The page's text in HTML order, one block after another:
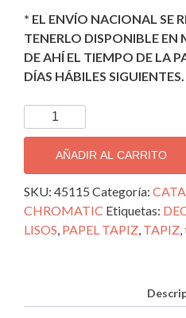
* EL ENVÍO NACIONAL SE
TENERLO DISPONIBLE EN
DE AHÍ EL TIEMPO DE LA
DÍAS HÁBILES SIGUIENTES.
TAPIZ
DECORATIVO
IMPORTADO
CHROMATIC;
45115
cantidad
AÑADIR AL CARRITO
SKU: 45115 Categoría:
CHROMATIC Etiquetas:
LISOS, PAPEL TAPIZ, TAPIZ,